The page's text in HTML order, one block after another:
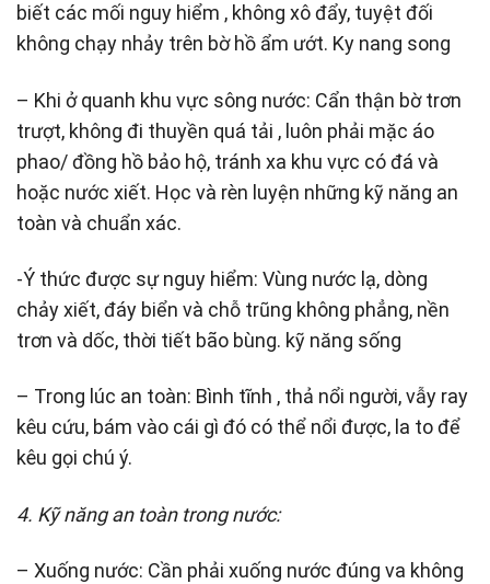
biết các mối nguy hiểm , không xô đẩy, tuyệt đối
không chạy nhảy trên bờ hồ ẩm ướt. Ky nang song
– Khi ở quanh khu vực sông nước: Cẩn thận bờ trơn
trượt, không đi thuyền quá tải , luôn phải mặc áo
phao/ đồng hồ bảo hộ, tránh xa khu vực có đá và
hoặc nước xiết. Học và rèn luyện những kỹ năng an
toàn và chuẩn xác.
-Ý thức được sự nguy hiểm: Vùng nước lạ, dòng
chảy xiết, đáy biển và chỗ trũng không phẳng, nền
trơn và dốc, thời tiết bão bùng. kỹ năng sống
– Trong lúc an toàn: Bình tĩnh , thả nổi người, vẫy ray
kêu cứu, bám vào cái gì đó có thể nổi được, la to để
kêu gọi chú ý.
4. Kỹ năng an toàn trong nước:
– Xuống nước: Cần phải xuống nước đúng va không